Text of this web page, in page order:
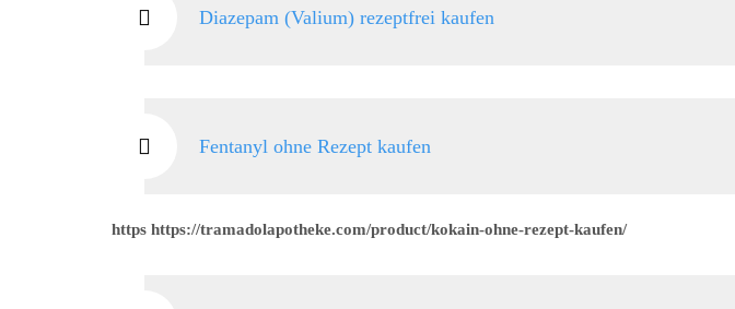
Diazepam (Valium) rezeptfrei kaufen
Fentanyl ohne Rezept kaufen
https https://tramadolapotheke.com/product/kokain-ohne-rezept-kaufen/